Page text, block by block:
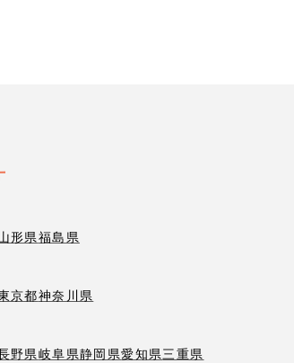
形県福島県
京都神奈川県
野県岐阜県静岡県愛知県三重県